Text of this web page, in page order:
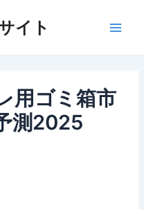
イト
用ゴミ箱市
測2025